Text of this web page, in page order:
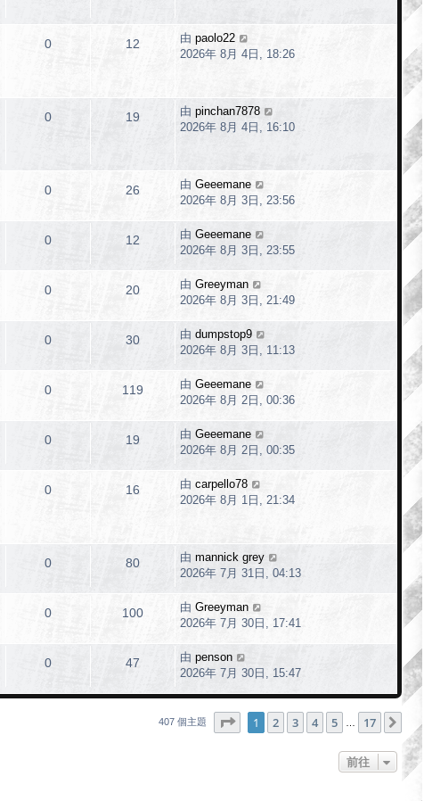
0 12 由 paolo22
2026年 8月 4日, 18:26
0 19 由 pinchan7878
2026年 8月 4日, 16:10
0 26 由 Geeemane
2026年 8月 3日, 23:56
0 12 由 Geeemane
2026年 8月 3日, 23:55
0 20 由 Greeyman
2026年 8月 3日, 21:49
0 30 由 dumpstop9
2026年 8月 3日, 11:13
0 119 由 Geeemane
2026年 8月 2日, 00:36
0 19 由 Geeemane
2026年 8月 2日, 00:35
0 16 由 carpello78
2026年 8月 1日, 21:34
0 80 由 mannick grey
2026年 7月 31日, 04:13
0 100 由 Greeyman
2026年 7月 30日, 17:41
0 47 由 penson
2026年 7月 30日, 15:47
407 個主題 1頁 (共 17 頁)
1 2 3 4 5 17 下
前往